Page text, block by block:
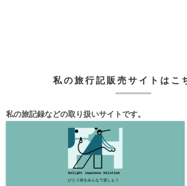
私の旅行記販売サイトはこ
私の旅記録などの取り扱いサイトです。